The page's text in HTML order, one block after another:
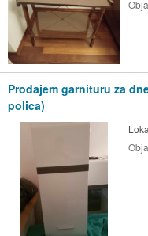
Prodajem garnituru za
polica)